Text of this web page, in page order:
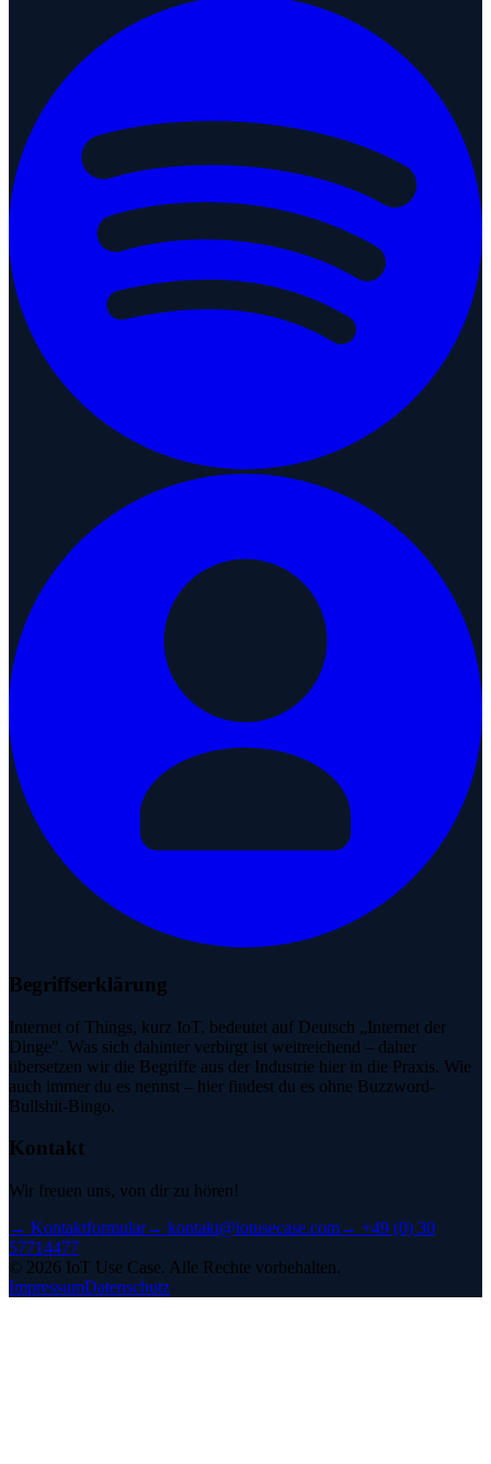
Begriffserklärung
Internet of Things, kurz IoT, bedeutet auf Deutsch „Internet der
Dinge". Was sich dahinter verbirgt ist weitreichend – daher
übersetzen wir die Begriffe aus der Industrie hier in die Praxis. Wie
auch immer du es nennst – hier findest du es ohne Buzzword-
Bullshit-Bingo.
Kontakt
Wir freuen uns, von dir zu hören!
→ Kontaktformular→ kontakt@iotusecase.com→ +49 (0) 30
57714477
© 2026 IoT Use Case. Alle Rechte vorbehalten.
ImpressumDatenschutz